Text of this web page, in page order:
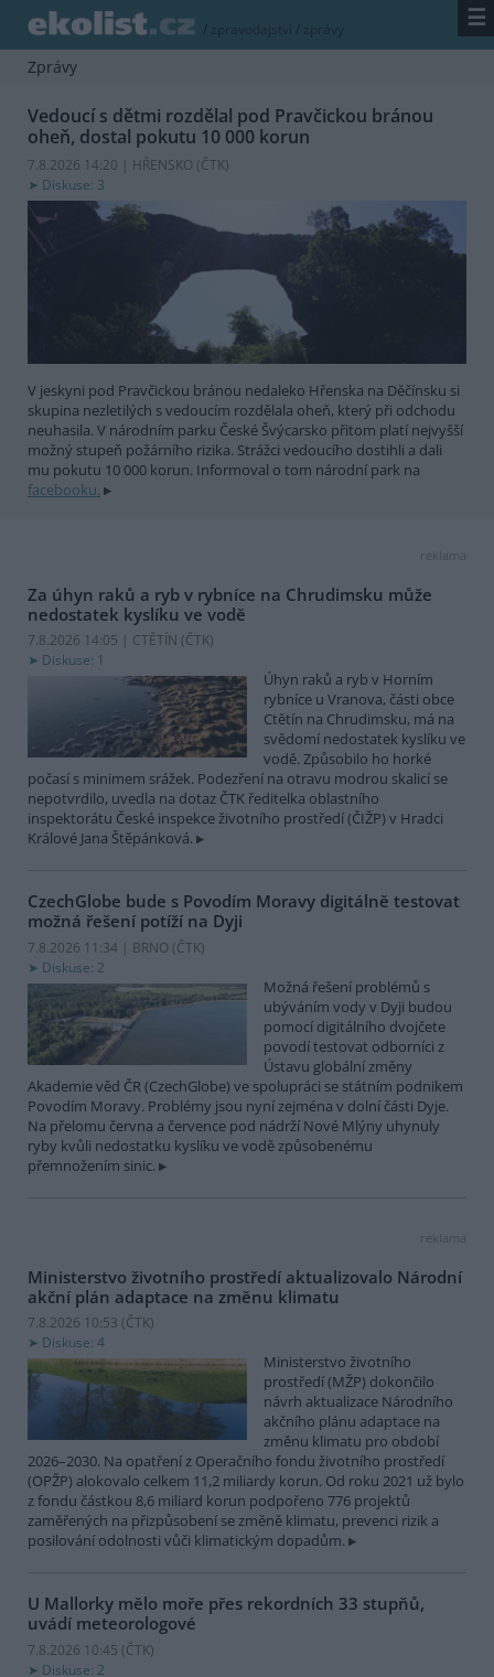
/ zpravodajství / zprávy ☰
Zprávy
Vedoucí s dětmi rozdělal pod Pravčickou bránou
oheň, dostal pokutu 10 000 korun
7.8.2026 14:20 | HŘENSKO (ČTK)
Diskuse: 3
V jeskyni pod Pravčickou bránou nedaleko Hřenska na Děčínsku si
skupina nezletilých s vedoucím rozdělala oheň, který při odchodu
neuhasila. V národním parku České Švýcarsko přitom platí nejvyšší
možný stupeň požárního rizika. Strážci vedoucího dostihli a dali
mu pokutu 10 000 korun. Informoval o tom národní park na
facebooku.
reklama
Za úhyn raků a ryb v rybníce na Chrudimsku může
nedostatek kyslíku ve vodě
7.8.2026 14:05 | CTĚTÍN (ČTK)
Diskuse: 1
Úhyn raků a ryb v Horním
rybníce u Vranova, části obce
Ctětín na Chrudimsku, má na
svědomí nedostatek kyslíku ve
vodě. Způsobilo ho horké
počasí s minimem srážek. Podezření na otravu modrou skalicí se
nepotvrdilo, uvedla na dotaz ČTK ředitelka oblastního
inspektorátu České inspekce životního prostředí (ČIŽP) v Hradci
Králové Jana Štěpánková.
CzechGlobe bude s Povodím Moravy digitálně testovat
možná řešení potíží na Dyji
7.8.2026 11:34 | BRNO (ČTK)
Diskuse: 2
Možná řešení problémů s
ubýváním vody v Dyji budou
pomocí digitálního dvojčete
povodí testovat odborníci z
Ústavu globální změny
Akademie věd ČR (CzechGlobe) ve spolupráci se státním podnikem
Povodím Moravy. Problémy jsou nyní zejména v dolní části Dyje.
Na přelomu června a července pod nádrží Nové Mlýny uhynuly
ryby kvůli nedostatku kyslíku ve vodě způsobenému
přemnožením sinic.
reklama
Ministerstvo životního prostředí aktualizovalo Národní
akční plán adaptace na změnu klimatu
7.8.2026 10:53 (ČTK)
Diskuse: 4
Ministerstvo životního
prostředí (MŽP) dokončilo
návrh aktualizace Národního
akčního plánu adaptace na
změnu klimatu pro období
2026–2030. Na opatření z Operačního fondu životního prostředí
(OPŽP) alokovalo celkem 11,2 miliardy korun. Od roku 2021 už bylo
z fondu částkou 8,6 miliard korun podpořeno 776 projektů
zaměřených na přizpůsobení se změně klimatu, prevenci rizik a
posilování odolnosti vůči klimatickým dopadům.
U Mallorky mělo moře přes rekordních 33 stupňů,
uvádí meteorologové
7.8.2026 10:45 (ČTK)
Diskuse: 2